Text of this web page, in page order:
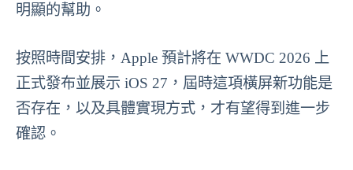
明顯的幫助。
按照時間安排，Apple 預計將在 WWDC 2026 上
正式發布並展示 iOS 27，屆時這項橫屏新功能是
否存在，以及具體實現方式，才有望得到進一步
確認。